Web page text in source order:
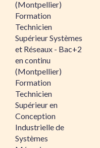
(Montpellier)
Formation
Technicien
Supérieur Systèmes
et Réseaux - Bac+2
en continu
(Montpellier)
Formation
Technicien
Supérieur en
Conception
Industrielle de
Systèmes